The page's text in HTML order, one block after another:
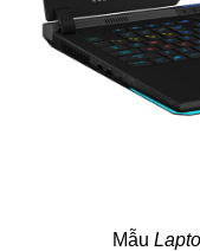
Mẫu